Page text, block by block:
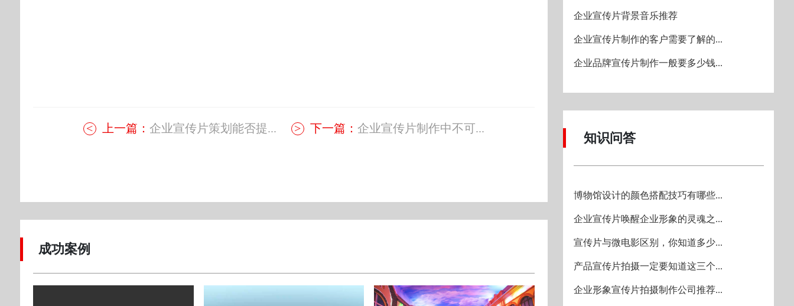
上一篇： 企业宣传片策划能否提... 下一篇： 企业宣传片制作中不可...
成功案例
企业宣传片背景音乐推荐
企业宣传片制作的客户需要了解的...
企业品牌宣传片制作一般要多少钱...
知识问答
博物馆设计的颜色搭配技巧有哪些...
企业宣传片唤醒企业形象的灵魂之...
宣传片与微电影区别，你知道多少...
产品宣传片拍摄一定要知道这三个...
企业形象宣传片拍摄制作公司推荐...